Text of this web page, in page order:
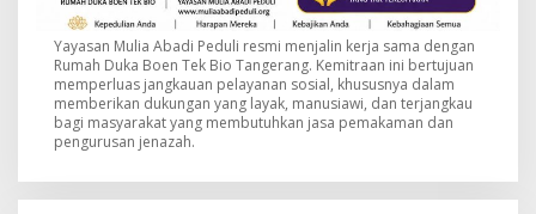
Yayasan Mulia Abadi Peduli resmi menjalin kerja sama dengan
Rumah Duka Boen Tek Bio Tangerang. Kemitraan ini bertujuan
memperluas jangkauan pelayanan sosial, khususnya dalam
memberikan dukungan yang layak, manusiawi, dan terjangkau
bagi masyarakat yang membutuhkan jasa pemakaman dan
pengurusan jenazah.